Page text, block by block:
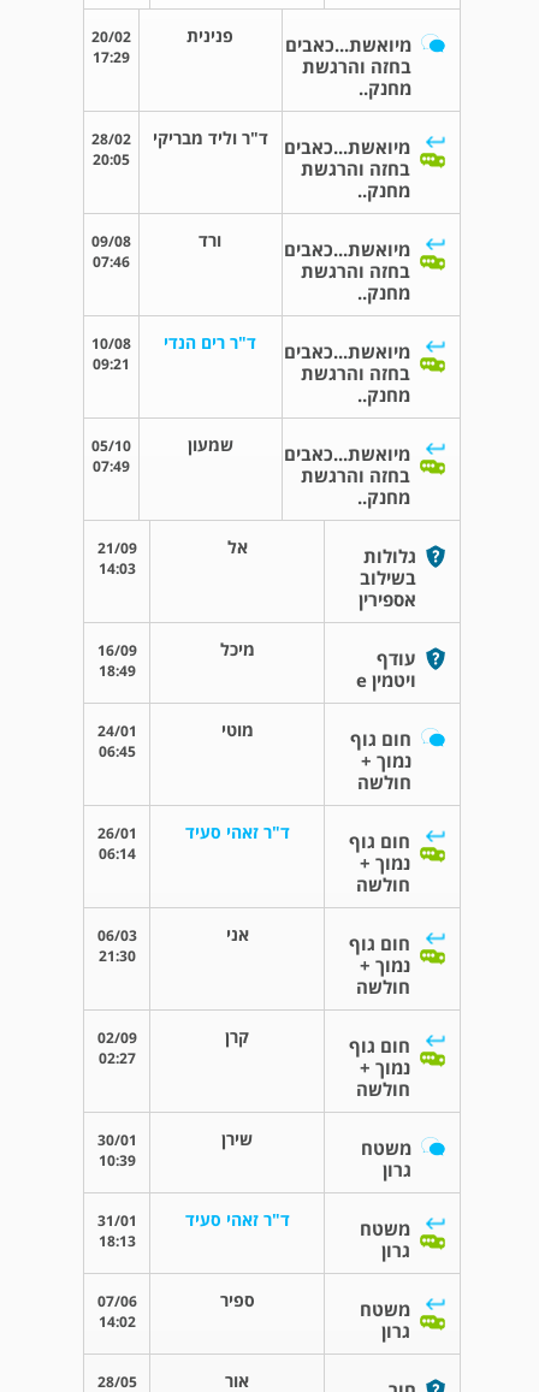
מיואשת...כאבים
בחזה והרגשת
מחנק..
פנינית
20/02
17:29
מיואשת...כאבים
בחזה והרגשת
מחנק..
ד"ר וליד מבריקי
28/02
20:05
מיואשת...כאבים
בחזה והרגשת
מחנק..
ורד
09/08
07:46
מיואשת...כאבים
בחזה והרגשת
מחנק..
ד"ר רים הנדי
10/08
09:21
מיואשת...כאבים
בחזה והרגשת
מחנק..
שמעון
05/10
07:49
גלולות
בשילוב
אספירין
אל
21/09
14:03
עודף
ויטמין e
מיכל
16/09
18:49
חום גוף
נמוך +
חולשה
מוטי
24/01
06:45
חום גוף
נמוך +
חולשה
ד"ר זאהי סעיד
26/01
06:14
חום גוף
נמוך +
חולשה
אני
06/03
21:30
חום גוף
נמוך +
חולשה
קרן
02/09
02:27
משטח
גרון
שירן
30/01
10:39
משטח
גרון
ד"ר זאהי סעיד
31/01
18:13
משטח
גרון
ספיר
07/06
14:02
אור 28/05